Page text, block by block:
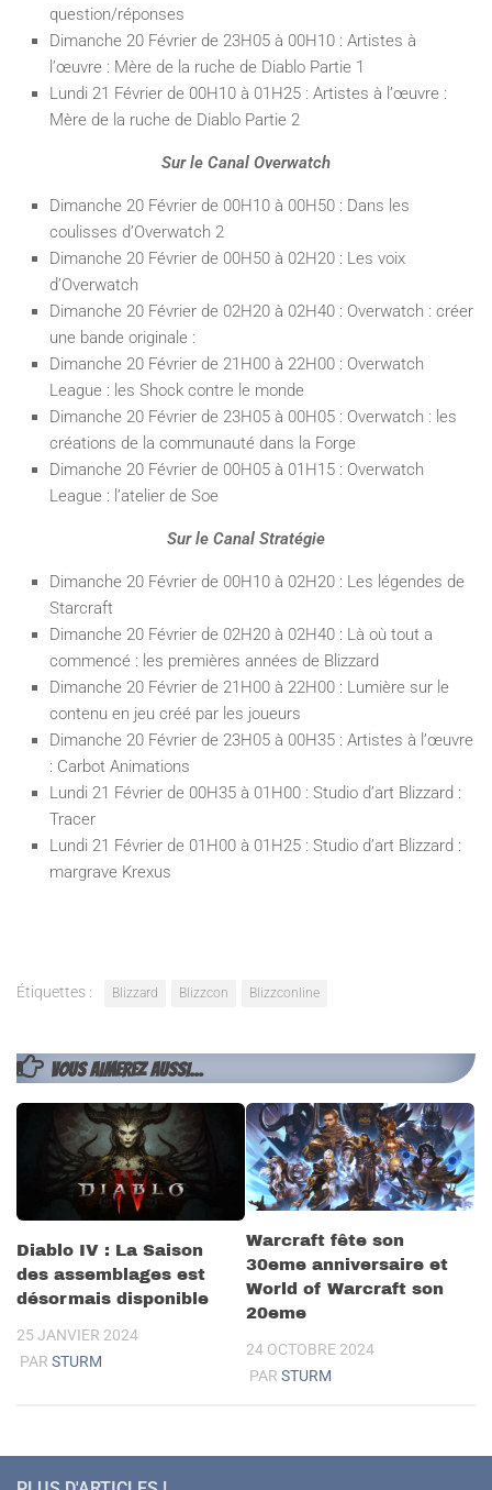
question/réponses
Dimanche 20 Février de 23H05 à 00H10 : Artistes à
l’œuvre : Mère de la ruche de Diablo Partie 1
Lundi 21 Février de 00H10 à 01H25 : Artistes à l’œuvre :
Mère de la ruche de Diablo Partie 2
Sur le Canal Overwatch
Dimanche 20 Février de 00H10 à 00H50 : Dans les
coulisses d’Overwatch 2
Dimanche 20 Février de 00H50 à 02H20 : Les voix
d’Overwatch
Dimanche 20 Février de 02H20 à 02H40 : Overwatch : créer
une bande originale :
Dimanche 20 Février de 21H00 à 22H00 : Overwatch
League : les Shock contre le monde
Dimanche 20 Février de 23H05 à 00H05 : Overwatch : les
créations de la communauté dans la Forge
Dimanche 20 Février de 00H05 à 01H15 : Overwatch
League : l’atelier de Soe
Sur le Canal Stratégie
Dimanche 20 Février de 00H10 à 02H20 : Les légendes de
Starcraft
Dimanche 20 Février de 02H20 à 02H40 : Là où tout a
commencé : les premières années de Blizzard
Dimanche 20 Février de 21H00 à 22H00 : Lumière sur le
contenu en jeu créé par les joueurs
Dimanche 20 Février de 23H05 à 00H35 : Artistes à l’œuvre
: Carbot Animations
Lundi 21 Février de 00H35 à 01H00 : Studio d’art Blizzard :
Tracer
Lundi 21 Février de 01H00 à 01H25 : Studio d’art Blizzard :
margrave Krexus
Étiquettes : Blizzard Blizzcon Blizzconline
VOUS AIMEREZ AUSSI...
Diablo IV : La Saison
des assemblages est
désormais disponible
25 JANVIER 2024
PAR STURM
Warcraft fête son
30eme anniversaire et
World of Warcraft son
20eme
24 OCTOBRE 2024
PAR STURM